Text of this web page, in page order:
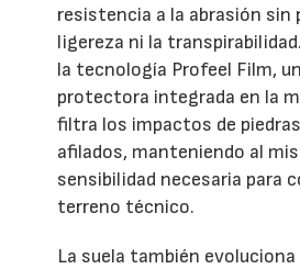
resistencia a la abrasión sin
ligereza ni la
la tecnología Profeel Film,
protectora integrada en la
filtra los impactos de
afilados, manteniendo al
sensibilidad necesaria para
terreno técnico.
La suela también